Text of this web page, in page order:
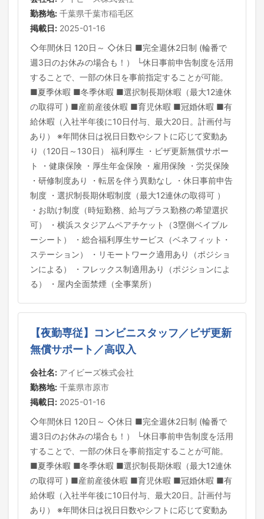
勤務地: 千葉県千葉市稲毛区
掲載日: 2025-01-16
◇年間休日 120日～ ◇休日 ■完全週休2日制 (輪番で
週3日のお休みの場合も！） └休日事前申告制度を活用
することで、一部の休日を事前指定することが可能。
■夏季休暇 ■冬季休暇 ■選択制長期休暇（最大12連休
の取得可 ) ■産前産後休暇 ■育児休暇 ■冠婚休暇 ■有
給休暇（入社半年後に10日付与、最大20日。計画付与
あり） ※年間休日は祝日日数やシフトに応じて変動あ
り（120日～130日） 福利厚生 ・ビザ更新無償サポー
ト ・健康保険 ・厚生年金保険 ・雇用保険 ・労災保険
・研修制度あり ・転居を伴う異動なし ・休日事前申告
制度 ・選択制長期休暇制度（最大12連休の取得可 ）
・お助け制度（時短勤務、給与プラス勤務の希望選択
可） ・横浜スタジアムペアチケット（3塁側ベイブル
ーシート） ・総合福利厚生サービス（ベネフィット・
ステーション） ・リモートワーク適用あり（ポジショ
ンによる） ・フレックス制適用あり（ポジションによ
る） ・屋内全面禁煙（全事業所）
【夜勤専従】コンビニスタッフ／ビザ更新
無償サポート／高収入
会社名: アイビーズ株式会社
勤務地: 千葉県市原市
掲載日: 2025-01-16
◇年間休日 120日～ ◇休日 ■完全週休2日制 (輪番で
週3日のお休みの場合も！） └休日事前申告制度を活用
することで、一部の休日を事前指定することが可能。
■夏季休暇 ■冬季休暇 ■選択制長期休暇（最大12連休
の取得可 ) ■産前産後休暇 ■育児休暇 ■冠婚休暇 ■有
給休暇（入社半年後に10日付与、最大20日。計画付与
あり） ※年間休日は祝日日数やシフトに応じて変動あ